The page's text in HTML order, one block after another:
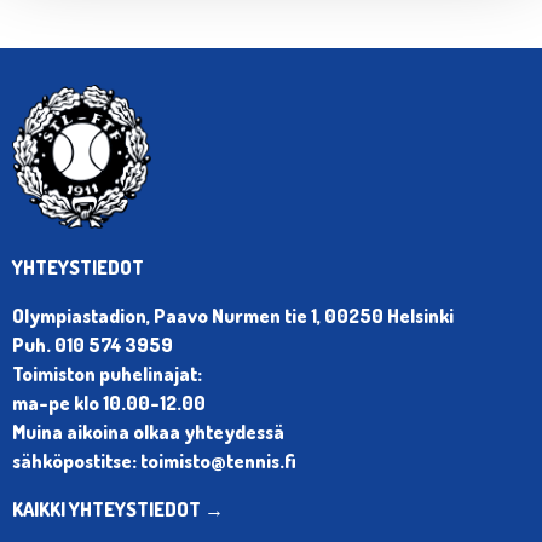
YHTEYSTIEDOT
Olympiastadion, Paavo Nurmen tie 1, 00250 Helsinki
Puh. 010 574 3959
Toimiston puhelinajat:
ma-pe klo 10.00-12.00
Muina aikoina olkaa yhteydessä
sähköpostitse: toimisto@tennis.fi
KAIKKI YHTEYSTIEDOT →